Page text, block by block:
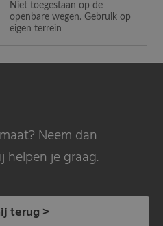
Niet toegestaan op de
openbare wegen. Gebruik op
eigen terrein
Neem dan
je graag.
terug >